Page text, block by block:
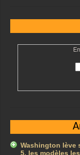
Washington lève
5, les modèles